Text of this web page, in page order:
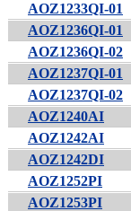
AOZ1233QI-01
AOZ1236QI-01
AOZ1236QI-02
AOZ1237QI-01
AOZ1237QI-02
AOZ1240AI
AOZ1242AI
AOZ1242DI
AOZ1252PI
AOZ1253PI